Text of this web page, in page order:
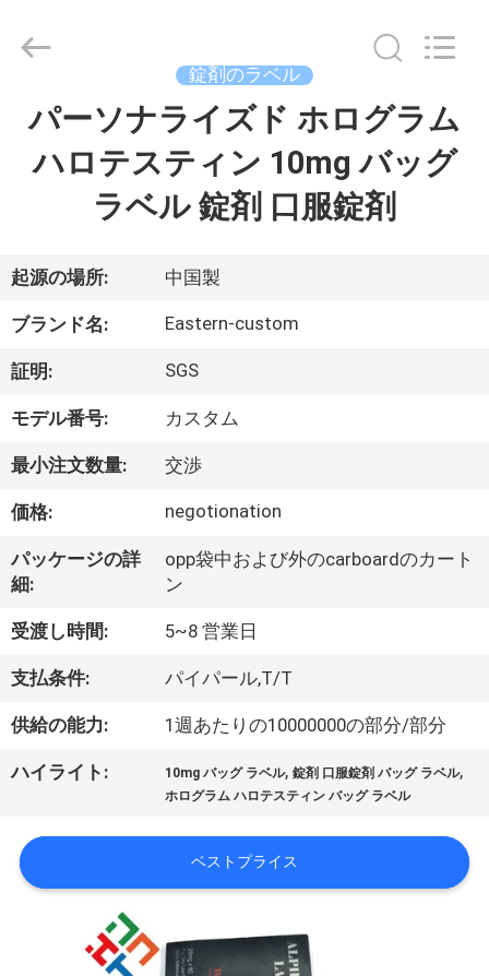
家
ダ
ク
ト
私
に
つ
い
て
工
場
行
2017
Industry
Rights
錠剤のラベル
パーソナライズド ホログラム
ハロテスティン 10mg バッグ
ラベル 錠剤 口服錠剤
起源の場所: 中国製
ブランド名: Eastern-custom
証明: SGS
モデル番号: カスタム
最小注文数量: 交渉
価格: negotionation
パッケージの詳
細:
opp袋中および外のcarboardのカート
ン
受渡し時間: 5~8 営業日
支払条件: パイパール,T/T
供給の能力: 1週あたりの10000000の部分/部分
ハイライト: 10mg バッグ ラベル,錠剤 口服錠剤 バッグ ラベル,
ホログラム ハロテスティン バッグ ラベル
ベストプライス